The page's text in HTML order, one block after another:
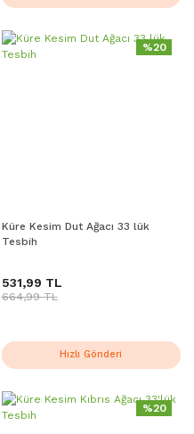
%20
Küre Kesim Dut Ağacı 33 lük
Tesbih
531,99 TL
664,99 TL
Hızlı Gönderi
%20